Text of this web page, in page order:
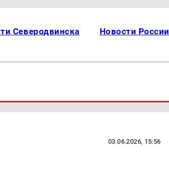
Северодвинска Новости России
03.06.2026, 15:56